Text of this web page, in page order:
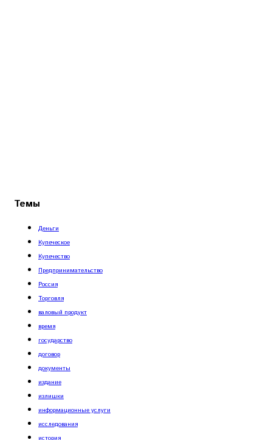
Темы
Деньги
Купеческое
Купечество
Предпринимательство
Россия
Торговля
валовый продукт
время
государство
договор
документы
издание
излишки
информационные услуги
исследования